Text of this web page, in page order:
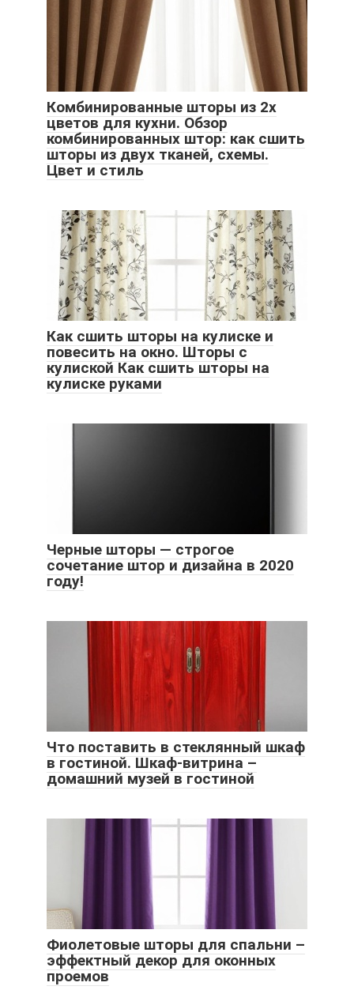
Комбинированные шторы из 2х
цветов для кухни. Обзор
комбинированных штор: как сшить
шторы из двух тканей, схемы.
Цвет и стиль
Как сшить шторы на кулиске и
повесить на окно. Шторы с
кулиской Как сшить шторы на
кулиске руками
Черные шторы — строгое
сочетание штор и дизайна в 2020
году!
Что поставить в стеклянный шкаф
в гостиной. Шкаф-витрина –
домашний музей в гостиной
Фиолетовые шторы для спальни –
эффектный декор для оконных
проемов